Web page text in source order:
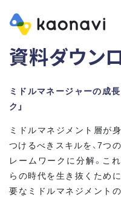
資料ダウン
ミドルマネージャーの成
ク」
ミドルマネジメント層が
つけるべきスキルを、7つ
レームワークに分解。こ
らの時代を生き抜くため
要なミドルマネジメント